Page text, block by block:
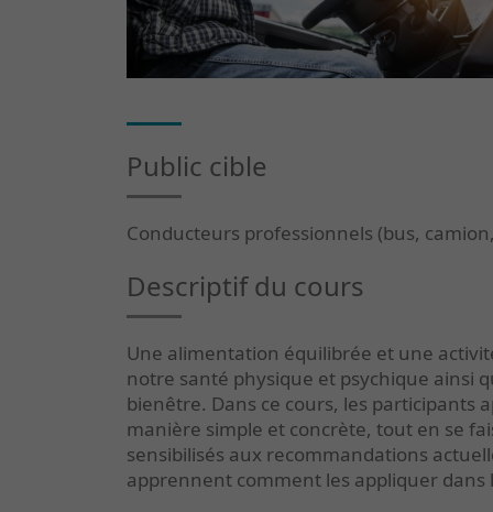
Public cible
Conducteurs professionnels (bus,
Descriptif du cours
Une alimentation équilibrée et une
notre santé physique et psychique ainsi
bienêtre. Dans ce cours, les participants
manière simple et concrète, tout en se
sensibilisés aux recommandations
apprennent comment les appliquer